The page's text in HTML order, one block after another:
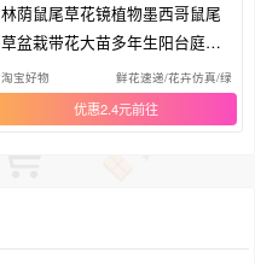
林荫鼠尾草花镜植物墨西哥鼠尾
草盆栽带花大苗多年生阳台庭院
耐热
淘宝好物 鲜花速递/花卉仿真/绿植
优惠2.4元